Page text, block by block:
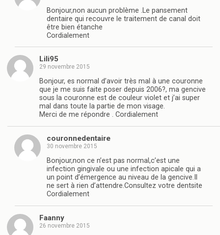
Bonjour,non aucun problème .Le pansement
dentaire qui recouvre le traitement de canal doit
être bien étanche
Cordialement
Lili95
29 novembre 2015
Bonjour, es normal d’avoir très mal à une couronne
que je me suis faite poser depuis 2006?, ma gencive
sous la couronne est de couleur violet et j’ai super
mal dans toute la partie de mon visage.
Merci de me répondre . Cordialement
couronnedentaire
30 novembre 2015
Bonjour,non ce n’est pas normal,c’est une
infection gingivale ou une infection apicale qui a
un point d’émergence au niveau de la gencive.Il
ne sert à rien d’attendre.Consultez votre dentsite
Cordialement
Faanny
26 novembre 2015